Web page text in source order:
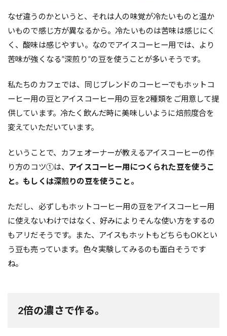
なぜ違うのかというと、それは人の味覚が冷たいものと温か
いもので感じ方が異なるから。冷たいものは苦味は感じにく
く、酸味は感じやすい。なのでアイスコーヒー用では、より
苦味が強くなる”深煎り”の豆を使うことが多いそうです。
私たちのカフェでは、同じブレンドのコーヒーでもホットコ
ーヒー用の豆とアイスコーヒー用の豆を2種類をご用意して提
供しています。冷たく飲んだ時に美味しいように焙煎度合を
変えていただいています。
ということで、カフェオーナーが教えるアイスコーヒーの作
り方のコツ①は、 アイスコーヒー用につくられた豆を使うこ
と。もしくは深煎りの豆を使うこと。
ただし、必ずしもホットコーヒー用の豆をアイスコーヒー用
に使えないわけではなく、好みによりそんな使い方をするの
もアリだそうです。また、アイスもホットもどちらもOKとい
う豆も売っています。色々実験してみるのも面白そうです
ね。
2倍の濃さで作る。